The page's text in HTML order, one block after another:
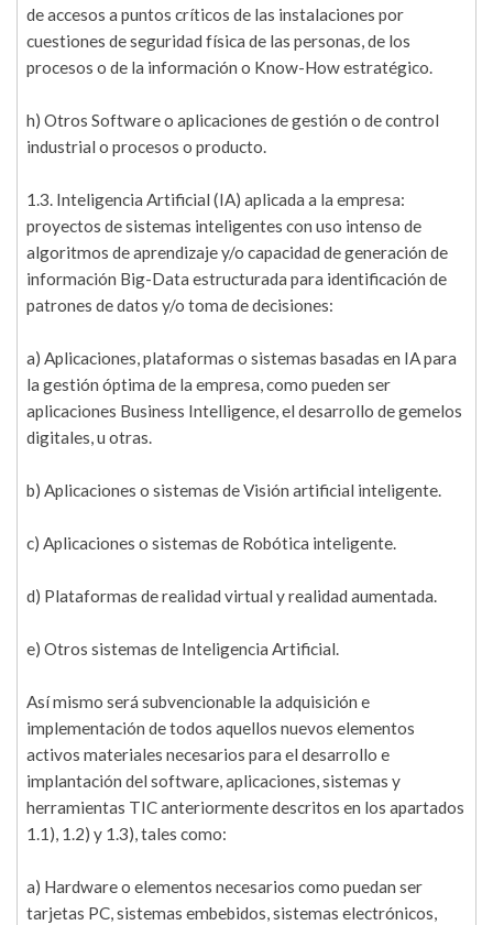
de accesos a puntos críticos de las instalaciones por
cuestiones de seguridad física de las personas, de los
procesos o de la información o Know-How estratégico.
h) Otros Software o aplicaciones de gestión o de control
industrial o procesos o producto.
1.3. Inteligencia Artificial (IA) aplicada a la empresa:
proyectos de sistemas inteligentes con uso intenso de
algoritmos de aprendizaje y/o capacidad de generación de
información Big-Data estructurada para identificación de
patrones de datos y/o toma de decisiones:
a) Aplicaciones, plataformas o sistemas basadas en IA para
la gestión óptima de la empresa, como pueden ser
aplicaciones Business Intelligence, el desarrollo de gemelos
digitales, u otras.
b) Aplicaciones o sistemas de Visión artificial inteligente.
c) Aplicaciones o sistemas de Robótica inteligente.
d) Plataformas de realidad virtual y realidad aumentada.
e) Otros sistemas de Inteligencia Artificial.
Así mismo será subvencionable la adquisición e
implementación de todos aquellos nuevos elementos
activos materiales necesarios para el desarrollo e
implantación del software, aplicaciones, sistemas y
herramientas TIC anteriormente descritos en los apartados
1.1), 1.2) y 1.3), tales como:
a) Hardware o elementos necesarios como puedan ser
tarjetas PC, sistemas embebidos, sistemas electrónicos,